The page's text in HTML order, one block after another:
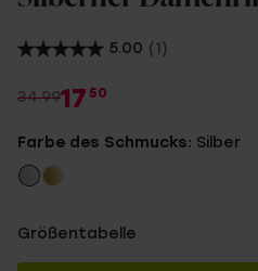
5.00 (1)
34.9917 50
Farbe des Schmucks: Silber
Größentabelle